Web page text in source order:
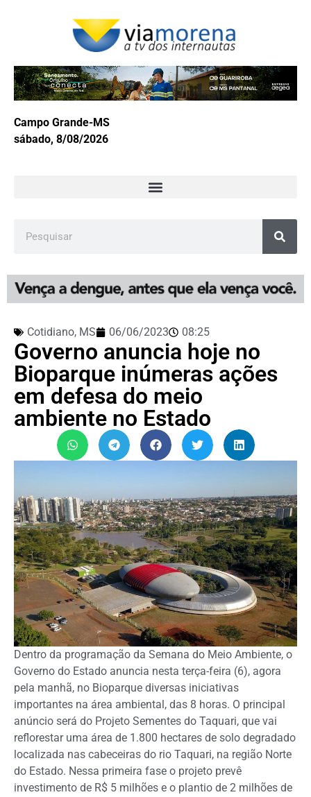
Campo Grande-MS
sábado, 8/08/2026
Cotidiano, MS 06/06/2023 08:25
Governo anuncia hoje no
Bioparque inúmeras ações
em defesa do meio
ambiente no Estado
Dentro da programação da Semana do Meio Ambiente, o
Governo do Estado anuncia nesta terça-feira (6), agora
pela manhã, no Bioparque diversas iniciativas
importantes na área ambiental, das 8 horas. O principal
anúncio será do Projeto Sementes do Taquari, que vai
reflorestar uma área de 1.800 hectares de solo degradado
localizada nas cabeceiras do rio Taquari, na região Norte
do Estado. Nessa primeira fase o projeto prevê
investimento de R$ 5 milhões e o plantio de 2 milhões de